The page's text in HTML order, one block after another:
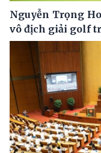
Nguyễn Trọng
vô địch giải golf